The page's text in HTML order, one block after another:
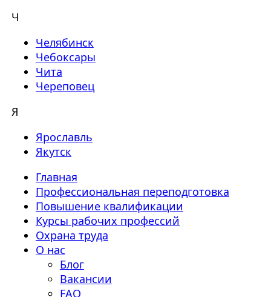
Ч
Челябинск
Чебоксары
Чита
Череповец
Я
Ярославль
Якутск
Главная
Профессиональная переподготовка
Повышение квалификации
Курсы рабочих профессий
Охрана труда
О нас
Блог
Вакансии
FAQ